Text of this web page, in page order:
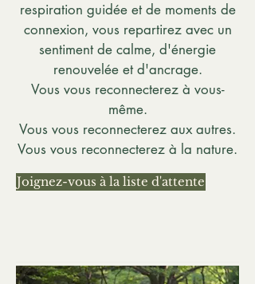
respiration guidée et de moments de
connexion, vous repartirez avec un
sentiment de calme, d'énergie
renouvelée et d'ancrage.
Vous vous reconnecterez à vous-
même.
Vous vous reconnecterez aux autres.
Vous vous reconnecterez à la nature.
Joignez-vous à la liste d'attente